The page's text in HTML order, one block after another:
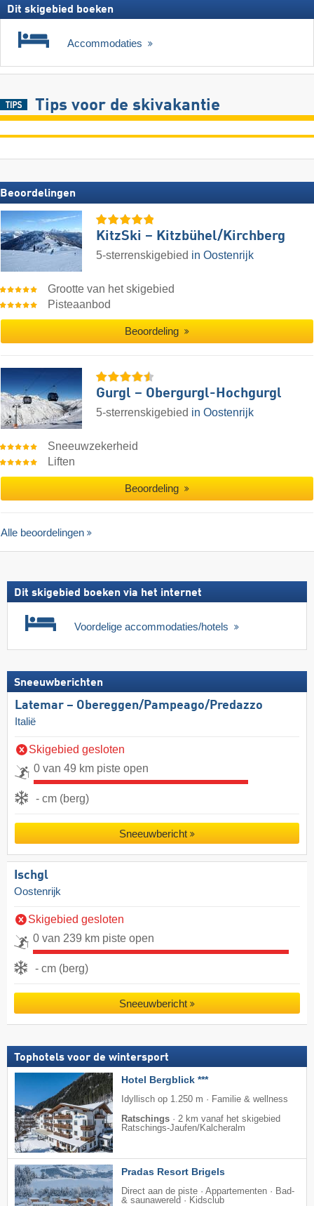
Dit skigebied boeken
Accommodaties
Tips voor de skivakantie
Beoordelingen
KitzSki – Kitzbühel/​Kirchberg
5-sterrenskigebied in Oostenrijk
Grootte van het skigebied
Pisteaanbod
Beoordeling
Gurgl – Obergurgl-Hochgurgl
5-sterrenskigebied in Oostenrijk
Sneeuwzekerheid
Liften
Beoordeling
Alle beoordelingen
Dit skigebied boeken via het internet
Voordelige accommodaties/hotels
Sneeuwberichten
Latemar – Obereggen/​Pampeago/​Predazzo
Italië
Skigebied gesloten
0 van 49 km piste open
- cm (berg)
Sneeuwbericht
Ischgl
Oostenrijk
Skigebied gesloten
0 van 239 km piste open
- cm (berg)
Sneeuwbericht
Tophotels voor de wintersport
Hotel Bergblick ***
Idyllisch op 1.250 m · Familie & wellness
Ratschings · 2 km vanaf het skigebied
Ratschings-Jaufen/​Kalcheralm
Pradas Resort Brigels
Direct aan de piste · Appartementen · Bad-
& saunawereld · Kidsclub